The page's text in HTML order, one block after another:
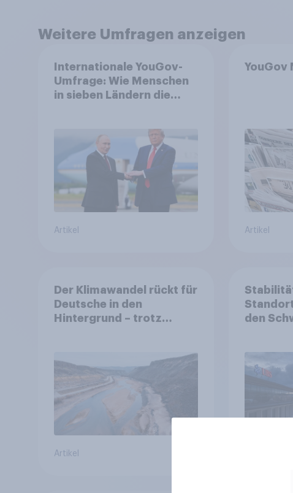
Weitere Umfragen anzeigen
Internationale YouGov-
Umfrage: Wie Menschen
in sieben Ländern die
Bedrohungen und
Bündnisse bewerten
Artikel
YouGov
Artikel
Der Klimawandel rückt für
Deutsche in den
Hintergrund – trotz
Artikel
den
Debatte